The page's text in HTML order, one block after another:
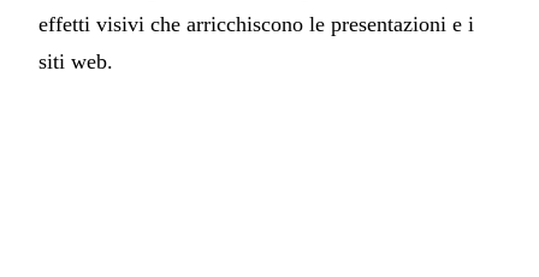
effetti visivi che arricchiscono le presentazioni e i
siti web.